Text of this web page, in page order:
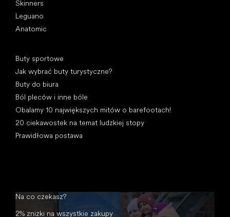
Skinners
Leguano
Anatomic
Buty sportowe
Jak wybrać buty turystyczne?
Buty do biura
Ból pleców i inne bóle
Obalamy 10 największych mitów o barefootach!
20 ciekawostek na temat ludzkiej stopy
Prawidłowa postawa
Na co czekasz?
2% zniżki na wszystkie zakupy